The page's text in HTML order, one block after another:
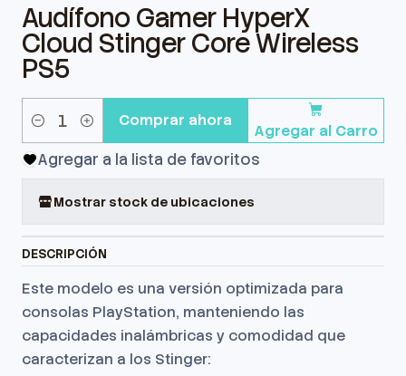
Audífono Gamer HyperX
Cloud Stinger Core Wireless
PS5
Cantidad Agregar al Carro
Comprar ahora
Agregar a la lista de favoritos
Mostrar stock de ubicaciones
DESCRIPCIÓN
Este modelo es una versión optimizada para
consolas PlayStation, manteniendo las
capacidades inalámbricas y comodidad que
caracterizan a los Stinger: